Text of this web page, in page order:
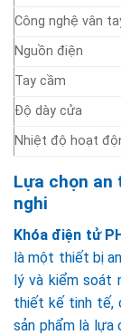
Công nghệ vân
Nguồn điện
Tay cầm
Độ dày cửa
Nhiệt độ hoạt
Lựa chọn an
nghi
Khóa điện tử
là một thiết bị
lý và kiểm soát
thiết kế tinh tế,
sản phẩm là lựa